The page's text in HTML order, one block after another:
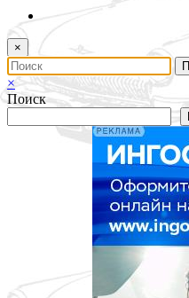
×
×
Поиск